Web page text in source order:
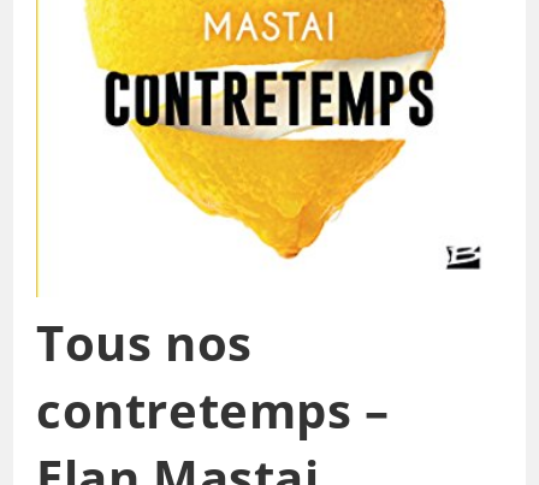
Tous nos
contretemps –